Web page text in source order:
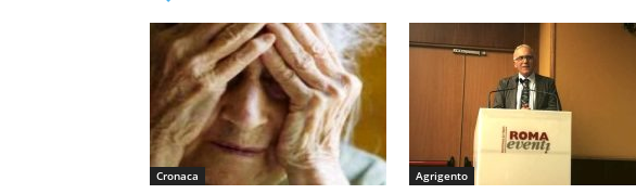
Cronaca Agrigento